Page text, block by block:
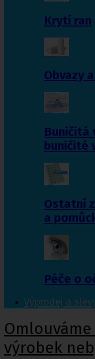
Krytí ran
Obvazy
Buničitá
buničité
Ostatní
a
Péče o
Výprodej a
výrobek